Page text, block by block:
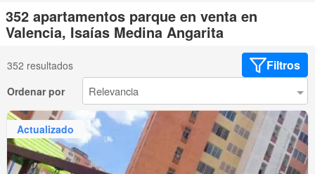
352 apartamentos parque en venta en
Valencia, Isaías Medina Angarita
352 resultados Filtros
Ordenar por
Actualizado